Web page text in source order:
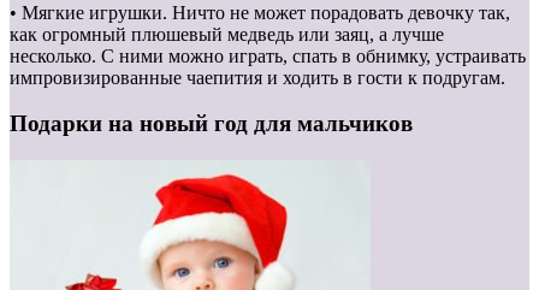
• Мягкие игрушки. Ничто не может порадовать девочку так,
как огромный плюшевый медведь или заяц, а лучше
несколько. С ними можно играть, спать в обнимку, устраивать
импровизированные чаепития и ходить в гости к подругам.
Подарки на новый год для мальчиков